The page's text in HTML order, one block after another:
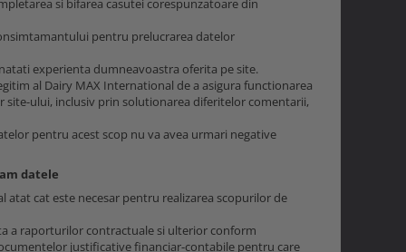
si bifarea casutei corespunzatoare din
pentru prelucrarea datelor
experienta dumneavoastra oferita pe site.
al Dairy MAX International de a asigura functionarea
ului, inclusiv prin solutionarea diferitelor comentarii,
pentru acest scop nu va avea urmari negative
datele
cat este necesar pentru realizarea scopurilor de
a raporturilor contractuale si ulterior conform
justificative financiar-contabile pentru care